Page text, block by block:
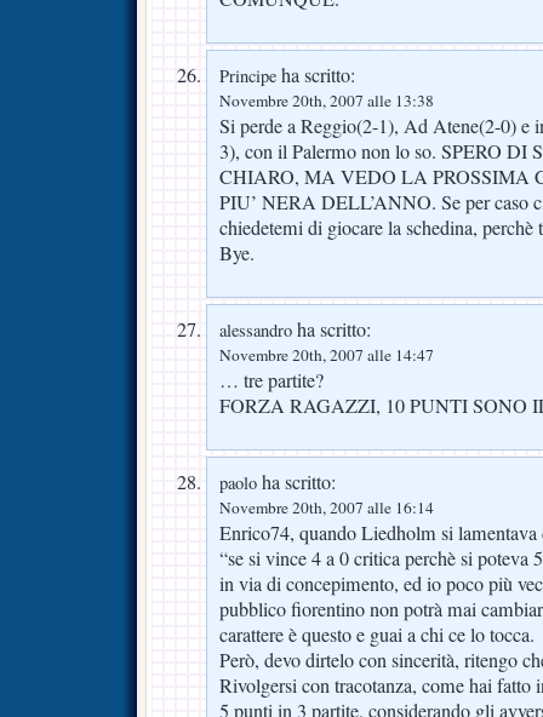
Principe ha scritto:
Novembre 20th, 2007 alle 13:38
Si perde a Reggio(2-1), Ad Atene(2-0) e
3), con il Palermo non lo so. SPERO
CHIARO, MA VEDO LA PROSSIMA
PIU’ NERA DELL’ANNO. Se per caso
chiedetemi di giocare la schedina,
Bye.
alessandro ha scritto:
Novembre 20th, 2007 alle 14:47
… tre partite?
FORZA RAGAZZI, 10 PUNTI SONO
paolo ha scritto:
Novembre 20th, 2007 alle 16:14
Enrico74, quando Liedholm si
“se si vince 4 a 0 critica perchè si poteva
in via di concepimento, ed io poco più
pubblico fiorentino non potrà mai
carattere è questo e guai a chi ce lo tocca.
Però, devo dirtelo con sincerità, ritengo
Rivolgersi con tracotanza, come hai fatto
5 punti in 3 partite, considerando gli